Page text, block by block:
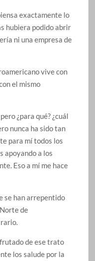
exactamente lo
hubiera podido abrir
ni una empresa de
vive con
el mismo
¿para qué? ¿cuál
nunca ha sido tan
para mí todos los
apoyando a los
Eso a mí me hace
se han arrepentido
de
de ese trato
los salude por la